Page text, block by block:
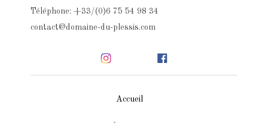
Téléphone: +33/(0)6 75 54 98 34
contact@domaine-du-plessis.com
Accueil